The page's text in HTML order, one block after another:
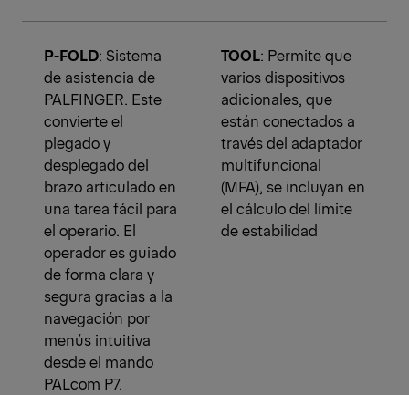
P-FOLD: Sistema
de asistencia de
PALFINGER. Este
convierte el
plegado y
desplegado del
brazo articulado en
una tarea fácil para
el operario. El
operador es guiado
de forma clara y
segura gracias a la
navegación por
menús intuitiva
desde el mando
PALcom P7.
TOOL: Permite que
varios dispositivos
adicionales, que
están conectados a
través del adaptador
multifuncional
(MFA), se incluyan en
el cálculo del límite
de estabilidad